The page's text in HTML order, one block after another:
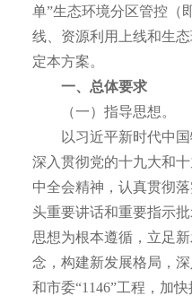
单”生态环境分区管控（
线、资源利用上线和生
定本方案。
一、总体要求
（一）指导思想。
以习近平新时代中国
深入贯彻党的十九大和
中全会精神，认真贯彻
头重要讲话和重要指示
思想为根本遵循，立足
念，构建新发展格局，
和市委“1146”工程，加